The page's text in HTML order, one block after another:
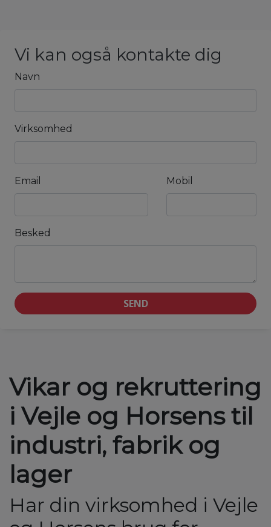
Vi kan også kontakte dig
Navn
Virksomhed
Email Mobil
Besked
SEND
Vikar og rekruttering
i Vejle og Horsens til
industri, fabrik og
lager
Har din virksomhed i Vejle